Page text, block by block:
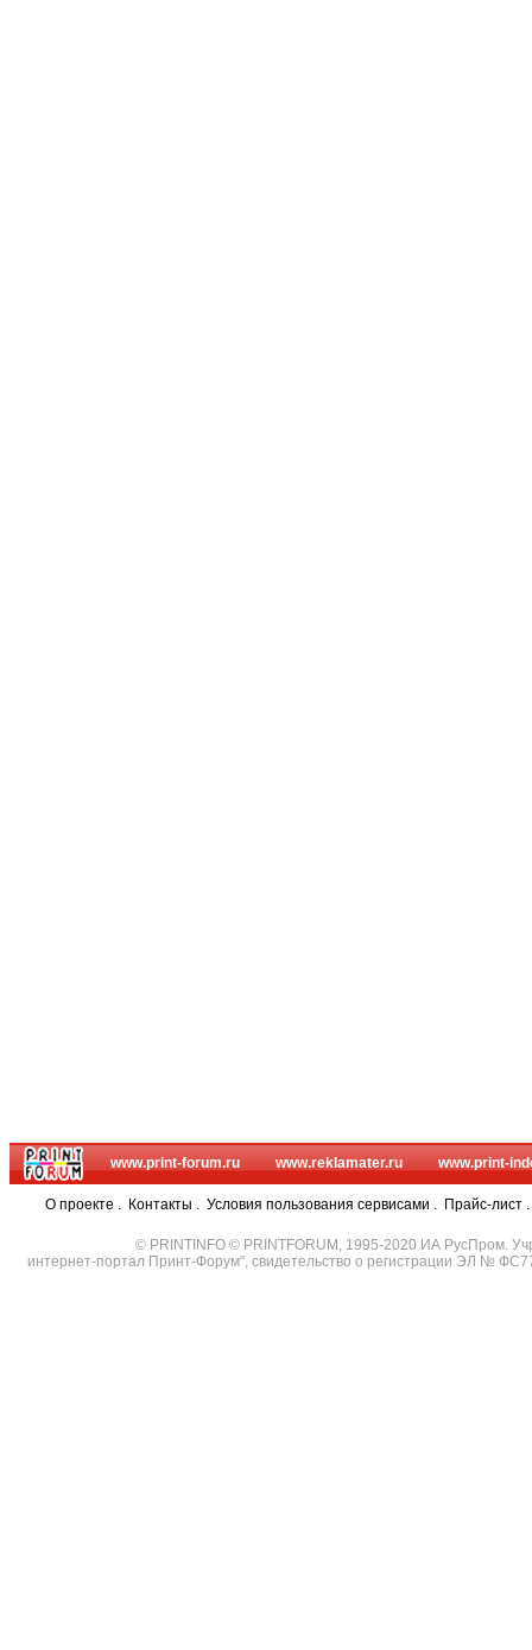
www.print-forum.ru www.reklamater.ru www.print-
О проекте . Контакты . Условия пользования сервисами . Прайс-лист .
© PRINTINFO © PRINTFORUM, 1995-2020 ИА РусПром.
интернет-портал Принт-Форум", свидетельство о регистрации ЭЛ №